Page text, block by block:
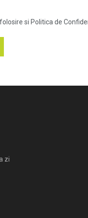
si Politica de
zi